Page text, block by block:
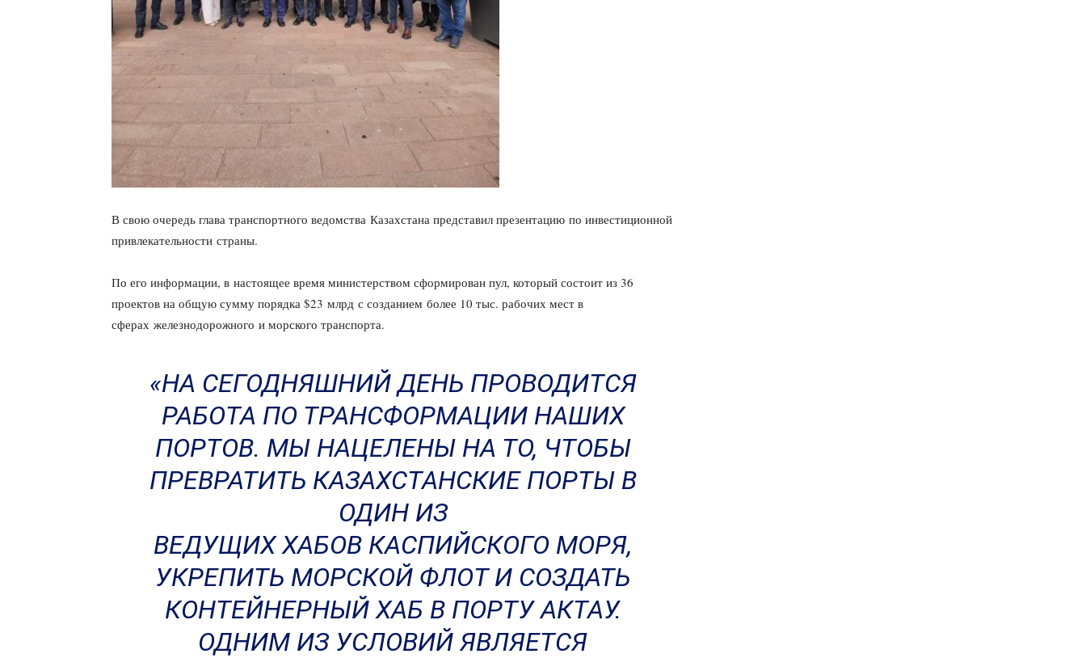
В свою очередь глава транспортного ведомства Казахстана представил презентацию по инвестиционной
привлекательности страны.
По его информации, в настоящее время министерством сформирован пул, который состоит из 36
проектов на общую сумму порядка $23 млрд с созданием более 10 тыс. рабочих мест в
сферах железнодорожного и морского транспорта.
«НА СЕГОДНЯШНИЙ ДЕНЬ ПРОВОДИТСЯ
РАБОТА ПО ТРАНСФОРМАЦИИ НАШИХ
ПОРТОВ. МЫ НАЦЕЛЕНЫ НА ТО, ЧТОБЫ
ПРЕВРАТИТЬ КАЗАХСТАНСКИЕ ПОРТЫ В
ОДИН ИЗ
ВЕДУЩИХ ХАБОВ КАСПИЙСКОГО МОРЯ,
УКРЕПИТЬ МОРСКОЙ ФЛОТ И СОЗДАТЬ
КОНТЕЙНЕРНЫЙ ХАБ В ПОРТУ АКТАУ.
ОДНИМ ИЗ УСЛОВИЙ ЯВЛЯЕТСЯ